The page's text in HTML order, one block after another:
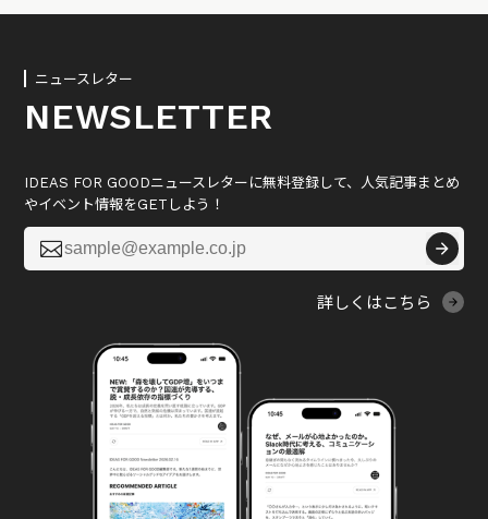
ニュースレター
NEWSLETTER
IDEAS FOR GOODニュースレターに無料登録して、人気記事まとめ
やイベント情報をGETしよう！

詳しくはこちら